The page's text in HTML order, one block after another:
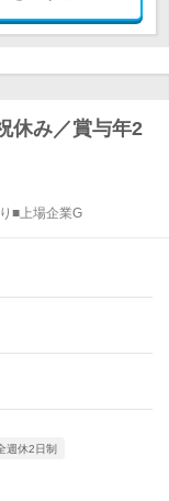
休み／賞与年2
■上場企業G
週休2日制